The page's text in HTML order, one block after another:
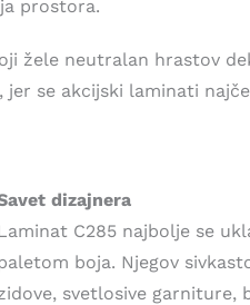
prostora.
žele neutralan hrastov
se akcijski laminati
dizajnera
C285 najbolje se
boja. Njegov
svetlosive garniture,